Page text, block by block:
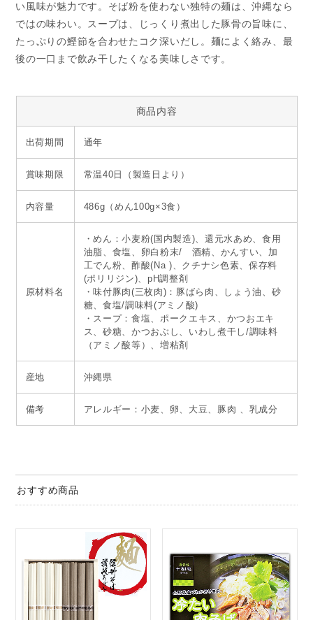
い風味が魅力です。そば粉を使わない独特の麺は、沖縄なら
ではの味わい。スープは、じっくり煮出した豚骨の旨味に、
たっぷりの鰹節を合わせたコク深いだし。麺によく絡み、最
後の一口まで飲み干したくなる美味しさです。
商品内容
出荷期間 通年
賞味期限 常温40日（製造日より）
内容量 486g（めん100g×3食）
原材料名
・めん：小麦粉(国内製造)、還元水あめ、食用
油脂、食塩、卵白粉末/ 酒精、かんすい、加
工でん粉、酢酸(Na )、クチナシ色素、保存料
(ポリリジン)、pH調整剤
・味付豚肉(三枚肉)：豚ばら肉、しょう油、砂
糖、食塩/調味料(アミノ酸)
・スープ：食塩、ポークエキス、かつおエキ
ス、砂糖、かつおぶし、いわし煮干し/調味料
（アミノ酸等）、増粘剤
産地 沖縄県
備考 アレルギー：小麦、卵、大豆、豚肉 、乳成分
おすすめ商品